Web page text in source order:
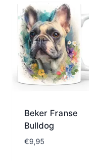
Beker Franse
Bulldog
€9,95